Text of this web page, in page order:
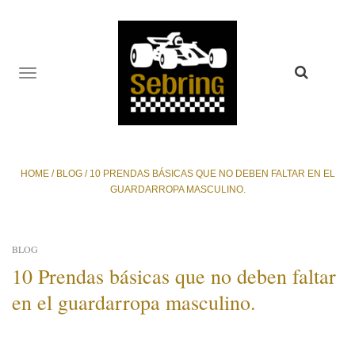
TOGGLE
NAVIGATION
HOME / BLOG / 10 PRENDAS BÁSICAS QUE NO DEBEN FALTAR EN EL
GUARDARROPA MASCULINO.
BLOG
10 Prendas básicas que no deben faltar
en el guardarropa masculino.